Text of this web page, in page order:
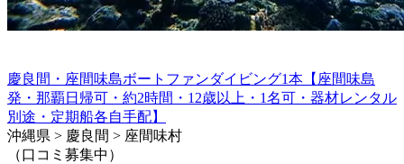
慶良間・座間味島ボートファンダイビング1本【座間味島
発・那覇日帰可・約2時間・12歳以上・1名可・器材レンタル
別途・定期船各自手配】
沖縄県 > 慶良間 > 座間味村
（口コミ募集中）